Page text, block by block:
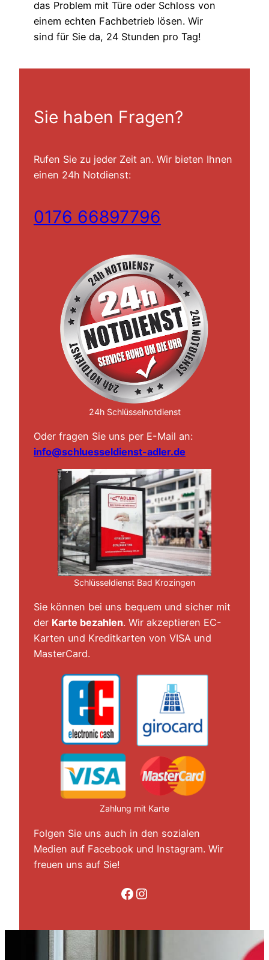
das Problem mit Türe oder Schloss von
einem echten Fachbetrieb lösen. Wir
sind für Sie da, 24 Stunden pro Tag!
Sie haben Fragen?
Rufen Sie zu jeder Zeit an. Wir bieten Ihnen
einen 24h Notdienst:
0176 66897796
24h Schlüsselnotdienst
Oder fragen Sie uns per E-Mail an:
info@schluesseldienst-adler.de
Schlüsseldienst Bad Krozingen
Sie können bei uns bequem und sicher mit
der Karte bezahlen. Wir akzeptieren EC-
Karten und Kreditkarten von VISA und
MasterCard.
Zahlung mit Karte
Folgen Sie uns auch in den sozialen
Medien auf Facebook und Instagram. Wir
freuen uns auf Sie!
Folge uns auf Facebook Folge uns auf Instagram